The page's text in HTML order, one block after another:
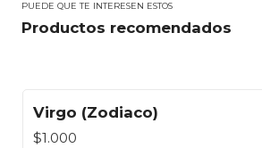
PUEDE QUE TE INTERESEN ESTOS
Productos recomendados
Virgo (Zodiaco)
$1.000